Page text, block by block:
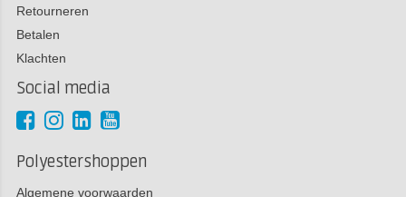
Retourneren
Betalen
Klachten
Social media
Polyestershoppen
Algemene voorwaarden